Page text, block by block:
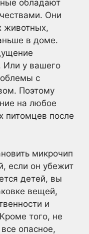
обладают
Они
животных,
в доме.
Или у вашего
с
Поэтому
на любое
питомцев после
микрочип
если он убежит
детей, вы
вещей,
и
того, не
опасное,